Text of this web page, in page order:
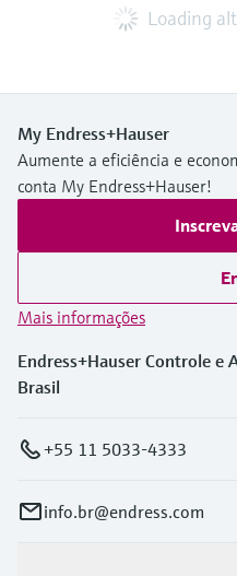
Loading
My Endress+Hauser
Aumente a eficiência e
conta My Endress+Hauser!
Mais informações
Endress+Hauser Controle e
Brasil
+55 11 5033-4333
info.br@endress.com